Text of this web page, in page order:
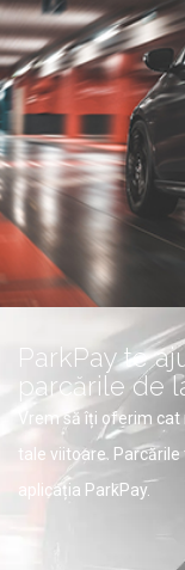
ParkPay te
parcările de
Vrem să îți oferim
tale viitoare.
aplicația ParkPay.